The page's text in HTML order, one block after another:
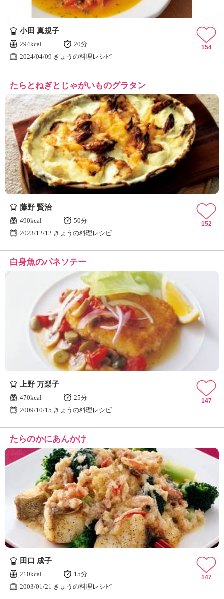
小田 真規子
294kcal
20分
2024/04/09 きょうの料理レシピ
154
たらとねぎとじゃがいものグラタン
藤野 賢治
490kcal
50分
2023/12/12 きょうの料理レシピ
152
白身魚のパネソテー
上野 万梨子
470kcal
25分
2009/10/15 きょうの料理レシピ
147
たらのかにあんかけ
田口 成子
210kcal
15分
2003/01/21 きょうの料理レシピ
147